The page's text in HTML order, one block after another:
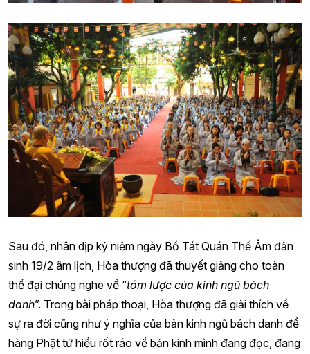
Sau đó, nhân dịp kỷ niệm ngày Bồ Tát Quán Thế Âm đản
sinh 19/2 âm lịch, Hòa thượng đã thuyết giảng cho toàn
thể đại chúng nghe về “tóm lược của kinh ngũ bách
danh”. Trong bài pháp thoại, Hòa thượng đã giải thích về
sự ra đời cũng như ý nghĩa của bản kinh ngũ bách danh để
hàng Phật tử hiểu rốt ráo về bản kinh mình đang đọc, đang